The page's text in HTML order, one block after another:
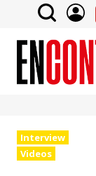
Interview
Videos